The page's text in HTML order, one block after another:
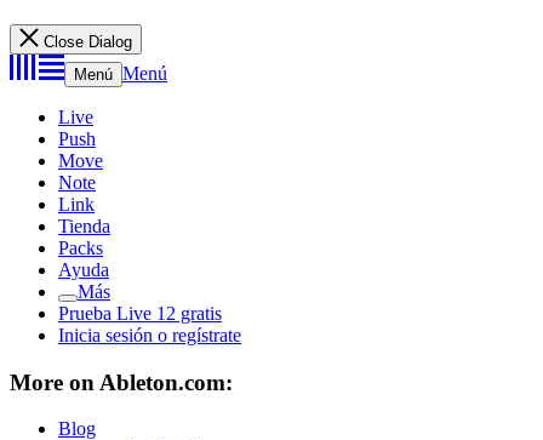
Close Dialog
Menú Menú
Live
Push
Move
Note
Link
Tienda
Packs
Ayuda
Más
Prueba Live 12 gratis
Inicia sesión o regístrate
More on Ableton.com:
Blog